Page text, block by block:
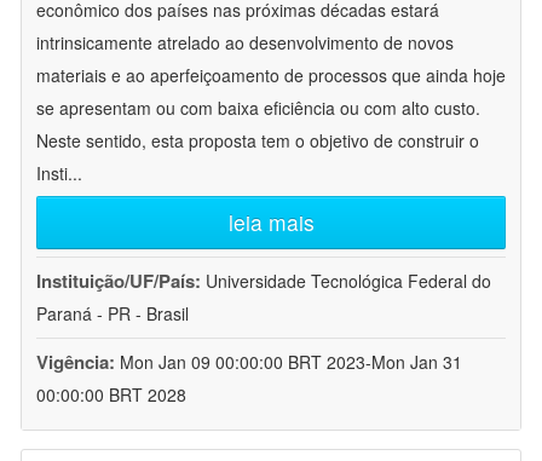
econômico dos países nas próximas décadas estará
intrinsicamente atrelado ao desenvolvimento de novos
materiais e ao aperfeiçoamento de processos que ainda hoje
se apresentam ou com baixa eficiência ou com alto custo.
Neste sentido, esta proposta tem o objetivo de construir o
Insti...
leia mais
Instituição/UF/País: Universidade Tecnológica Federal do
Paraná - PR - Brasil
Vigência: Mon Jan 09 00:00:00 BRT 2023-Mon Jan 31
00:00:00 BRT 2028